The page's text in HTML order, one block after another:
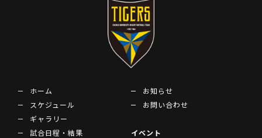
ホーム
スケジュール
ギャラリー
試合日程・結果
お知らせ
お問い合わせ
イベント